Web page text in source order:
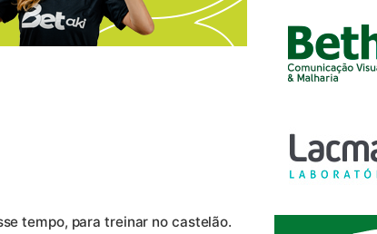
tempo, para treinar no castelão.